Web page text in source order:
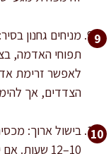
מניחים גחנון
תפוחי האדמה,
לאפשר זרימת
הצדדים, אך
בישול ארוך:
10–12